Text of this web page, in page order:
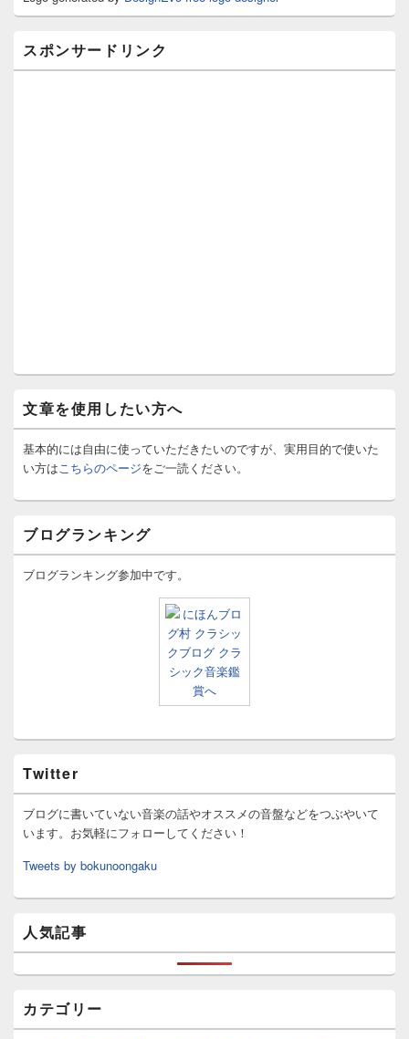
スポンサードリンク
文章を使用したい方へ
基本的には自由に使っていただきたいのですが、実用目的で使いた
い方はこちらのページをご一読ください。
ブログランキング
ブログランキング参加中です。
Twitter
ブログに書いていない音楽の話やオススメの音盤などをつぶやいて
います。お気軽にフォローしてください！
Tweets by bokunoongaku
人気記事
カテゴリー